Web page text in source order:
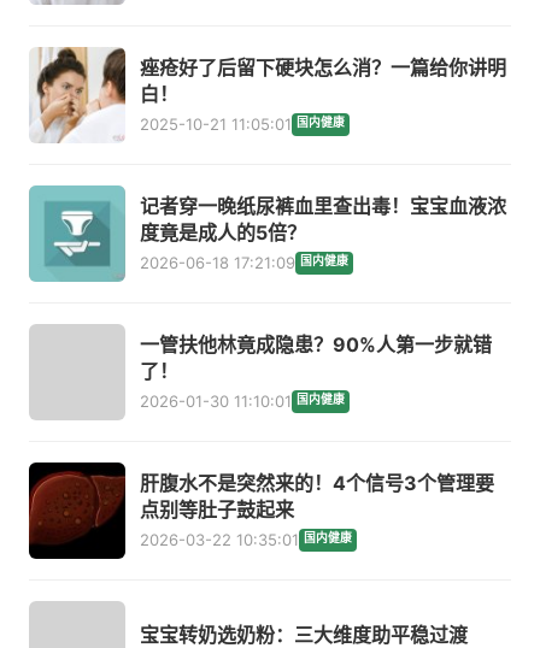
痤疮好了后留下硬块怎么消？一篇给你讲明
白！
2025-10-21 11:05:01 国内健康
记者穿一晚纸尿裤血里查出毒！宝宝血液浓
度竟是成人的5倍？
2026-06-18 17:21:09 国内健康
一管扶他林竟成隐患？90%人第一步就错
了！
2026-01-30 11:10:01 国内健康
肝腹水不是突然来的！4个信号3个管理要
点别等肚子鼓起来
2026-03-22 10:35:01 国内健康
宝宝转奶选奶粉：三大维度助平稳过渡